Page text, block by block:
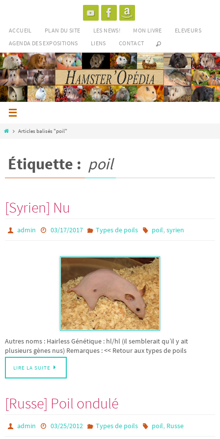
contenu
ACCUEIL PLAN DU SITE LES NEWS! MON LIVRE
ELEVEURS
AGENDA DES EXPOSITIONS
LIENS CONTACT
HomeArticles balisés "poil"
Étiquette : poil
[Syrien] Nu
admin 03/17/2017 Types de poils poil,syrien
Autres noms : Hairless Génétique : hl/hl (il semblerait qu’il y ait
plusieurs gènes nus) Remarques : << Retour aux types de poils
LIRE LA SUITE
[Russe] Poil ondulé
admin 03/25/2012 Types de poils poil, Russe